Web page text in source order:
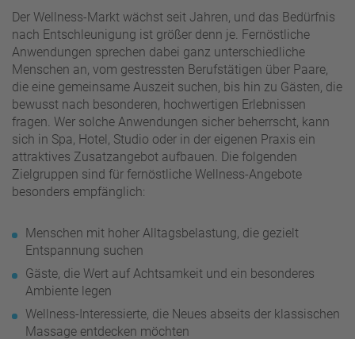
Der Wellness-Markt wächst seit Jahren, und das Bedürfnis
nach Entschleunigung ist größer denn je. Fernöstliche
Anwendungen sprechen dabei ganz unterschiedliche
Menschen an, vom gestressten Berufstätigen über Paare,
die eine gemeinsame Auszeit suchen, bis hin zu Gästen, die
bewusst nach besonderen, hochwertigen Erlebnissen
fragen. Wer solche Anwendungen sicher beherrscht, kann
sich in Spa, Hotel, Studio oder in der eigenen Praxis ein
attraktives Zusatzangebot aufbauen. Die folgenden
Zielgruppen sind für fernöstliche Wellness-Angebote
besonders empfänglich:
Menschen mit hoher Alltagsbelastung, die gezielt
Entspannung suchen
Gäste, die Wert auf Achtsamkeit und ein besonderes
Ambiente legen
Wellness-Interessierte, die Neues abseits der klassischen
Massage entdecken möchten